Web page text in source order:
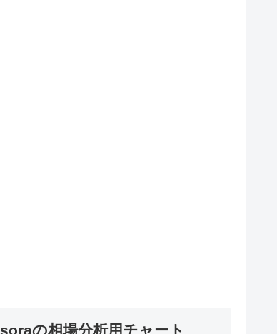
soraの相場分析用チャート